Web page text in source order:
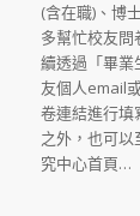
(含在職)、博
多幫忙校友
續透過「畢業
友個人email
卷連結進行填
之外，也可以
究中心首頁…